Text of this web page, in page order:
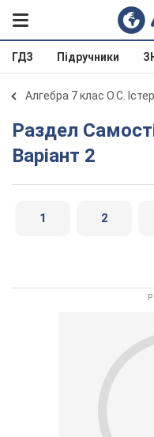
ГДЗ Підручники
Алгебра 7 клас О.С.
Раздел Самостійна робота 2.
Варіант 2
1 2